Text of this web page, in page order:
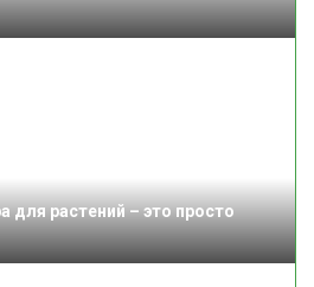
для растений – это просто